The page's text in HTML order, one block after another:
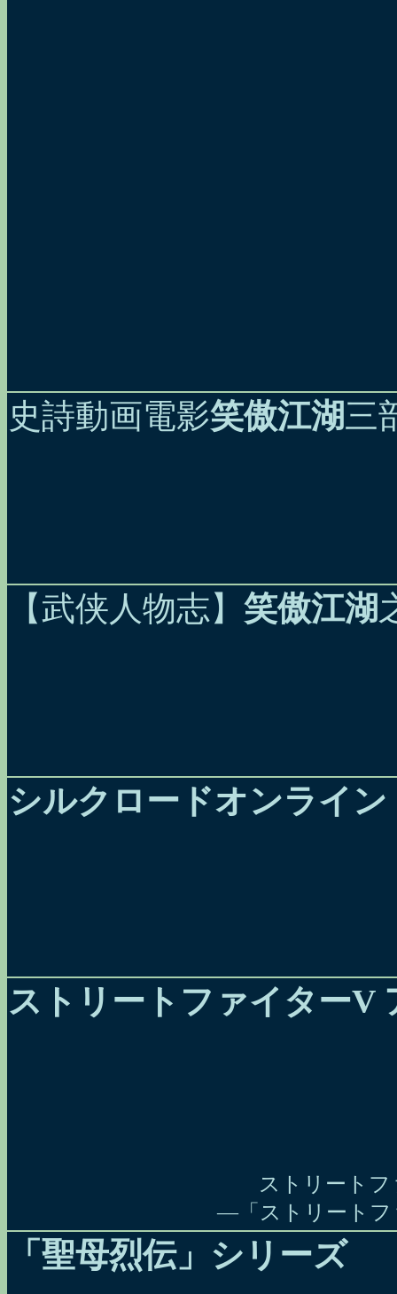
史詩動画電影笑傲江湖三
【武侠人物志】 笑傲江湖
シルクロードオンライン
ストリートファイターV
ストリートフ
―「ストリートフ
「聖母烈伝」シリーズ